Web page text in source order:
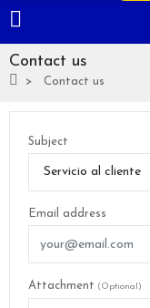
Contact us
Contact us
Subject
Email address
Attachment (Optional)